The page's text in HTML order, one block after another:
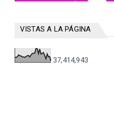
VISTAS A LA PÁGINA
37,414,943